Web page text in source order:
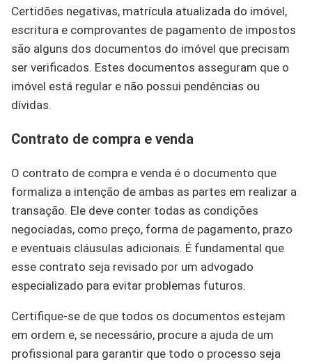
Certidões negativas, matrícula atualizada do imóvel,
escritura e comprovantes de pagamento de impostos
são alguns dos documentos do imóvel que precisam
ser verificados. Estes documentos asseguram que o
imóvel está regular e não possui pendências ou
dívidas.
Contrato de compra e venda
O contrato de compra e venda é o documento que
formaliza a intenção de ambas as partes em realizar a
transação. Ele deve conter todas as condições
negociadas, como preço, forma de pagamento, prazo
e eventuais cláusulas adicionais. É fundamental que
esse contrato seja revisado por um advogado
especializado para evitar problemas futuros.
Certifique-se de que todos os documentos estejam
em ordem e, se necessário, procure a ajuda de um
profissional para garantir que todo o processo seja